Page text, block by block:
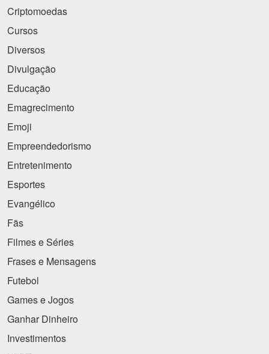
Criptomoedas
Cursos
Diversos
Divulgação
Educação
Emagrecimento
Emoji
Empreendedorismo
Entretenimento
Esportes
Evangélico
Fãs
Filmes e Séries
Frases e Mensagens
Futebol
Games e Jogos
Ganhar Dinheiro
Investimentos